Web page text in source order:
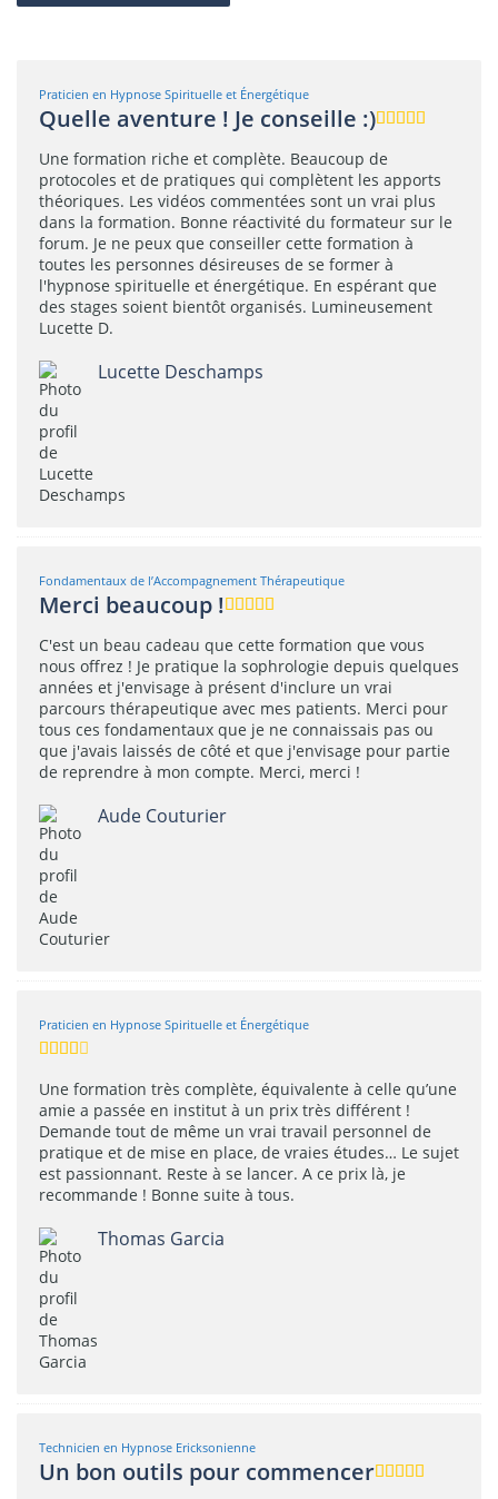
Praticien en Hypnose Spirituelle et Énergétique
Quelle aventure ! Je conseille :)
Une formation riche et complète. Beaucoup de
protocoles et de pratiques qui complètent les apports
théoriques. Les vidéos commentées sont un vrai plus
dans la formation. Bonne réactivité du formateur sur le
forum. Je ne peux que conseiller cette formation à
toutes les personnes désireuses de se former à
l'hypnose spirituelle et énergétique. En espérant que
des stages soient bientôt organisés. Lumineusement
Lucette D.
Lucette Deschamps
Fondamentaux de l’Accompagnement Thérapeutique
Merci beaucoup !
C'est un beau cadeau que cette formation que vous
nous offrez ! Je pratique la sophrologie depuis quelques
années et j'envisage à présent d'inclure un vrai
parcours thérapeutique avec mes patients. Merci pour
tous ces fondamentaux que je ne connaissais pas ou
que j'avais laissés de côté et que j'envisage pour partie
de reprendre à mon compte. Merci, merci !
Aude Couturier
Praticien en Hypnose Spirituelle et Énergétique
Une formation très complète, équivalente à celle qu’une
amie a passée en institut à un prix très différent !
Demande tout de même un vrai travail personnel de
pratique et de mise en place, de vraies études… Le sujet
est passionnant. Reste à se lancer. A ce prix là, je
recommande ! Bonne suite à tous.
Thomas Garcia
Technicien en Hypnose Ericksonienne
Un bon outils pour commencer